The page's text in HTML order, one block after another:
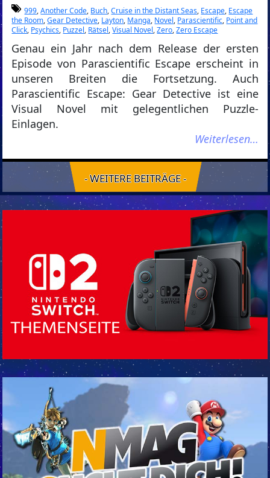
999,Another Code, Buch,Cruise in the Distant Seas, Escape, Escape
the Room,Gear Detective, Layton, Manga, Novel, Parascientific, Point and
Click, Psychics, Puzzel, Rätsel,Visual Novel,Zero,Zero Escape
Genau ein Jahr nach dem Release der ersten
Episode von Parascientific Escape erscheint in
unseren Breiten die Fortsetzung. Auch
Parascientific Escape: Gear Detective ist eine
Visual Novel mit gelegentlichen Puzzle-
Einlagen.
Weiterlesen…
- WEITERE BEITRÄGE -